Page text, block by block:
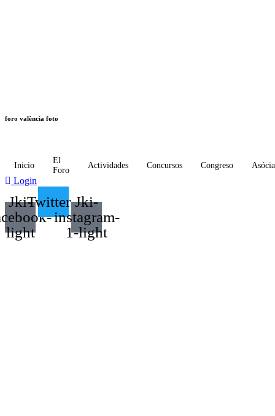
foro valència foto
Inicio
El
Foro
Actividades Concursos Congreso
Login
Jki-
light
Twitter Jki-
instagram-
1-light